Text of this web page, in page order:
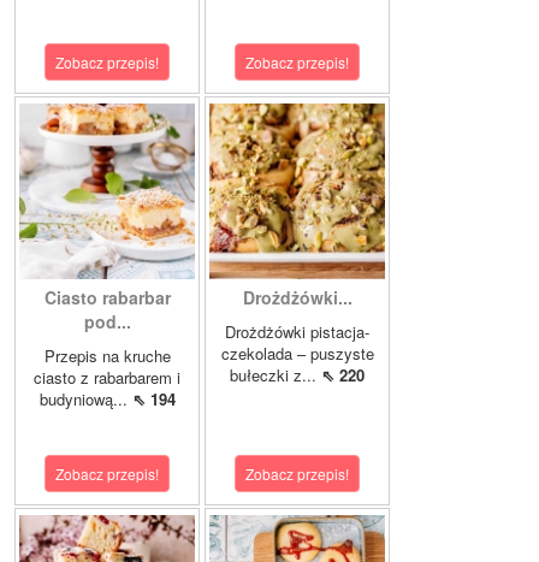
Zobacz przepis! Zobacz przepis!
Ciasto rabarbar
pod...
Przepis na kruche
ciasto z rabarbarem i
budyniową... ⇖ 194
Zobacz przepis!
Drożdżówki...
Drożdżówki pistacja-
czekolada – puszyste
bułeczki z... ⇖ 220
Zobacz przepis!